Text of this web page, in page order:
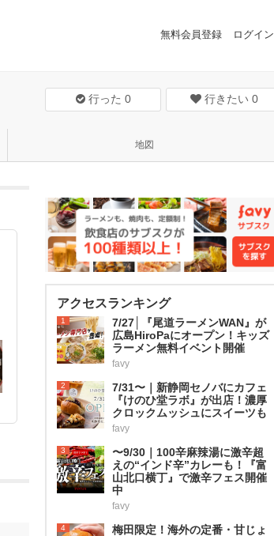
無料会員登録 ログイン
行った 0 行きたい 0
地図
アクセスランキング
1
7/27│『尾道ラーメンWAN』が
広島HiroPaにオープン！キッズ
ラーメン無料イベント開催
favy
2
7/31〜｜新静岡セノバにカフェ
『けのひ堂ラボ』が出店！濃厚
クロックムッシュにスイーツも
favy
3
〜9/30｜100辛麻辣湯に激辛超
えの“インド辛”カレーも！『富
山北口横丁』で激辛フェス開催
中
favy
4
梅田限定！海外の定番・甘じょ